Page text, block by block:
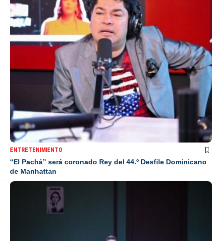
ENTRETENIMIENTO
“El Pachá” será coronado Rey del 44.º Desfile Dominicano
de Manhattan